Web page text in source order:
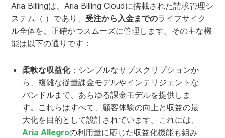
クラウドにとらわれない
グローバルなプレゼンスとデータ主権を実現するため、ク
ラウドにとらわれません。デフォルトでは、AWS、
自動アップデート
2ヶ月に1度の自動ソフトウェア・アップデートにより、ダ
ウンタイムなしで最新の状態に保つことができます。
Aria Billingは、Aria Billing Cloudに搭載された請求管理シ
ステム（ ）であり、 受注から入金までのライフサイク
ル全体を、正確かつスムーズに管理します。その主な機
能は以下の通りです：
柔軟な収益化：シンプルなサブスクリプションか
ら、複雑な従量課金モデルやインテリジェントな
バンドルまで、あらゆる課金モデルを提供しま
す。これらはすべて、顧客体験の向上と収益の最
大化を目的として設計されています。これには、
Aria Allegroの利用量に応じた収益化機能も組み